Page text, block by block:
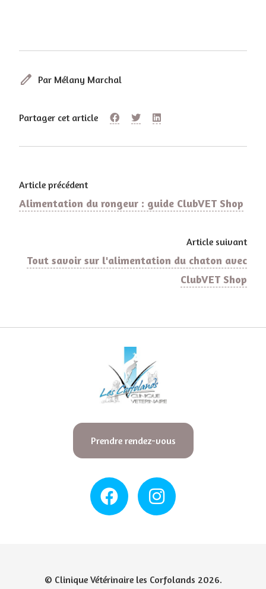
edit Par Mélany Marchal
Partager cet article
Article précédent
Alimentation du rongeur : guide ClubVET Shop
Article suivant
Tout savoir sur l'​alimentation du chaton avec
ClubVET Shop
Prendre rendez-vous
© Clinique Vétérinaire les Corfolands 2026.